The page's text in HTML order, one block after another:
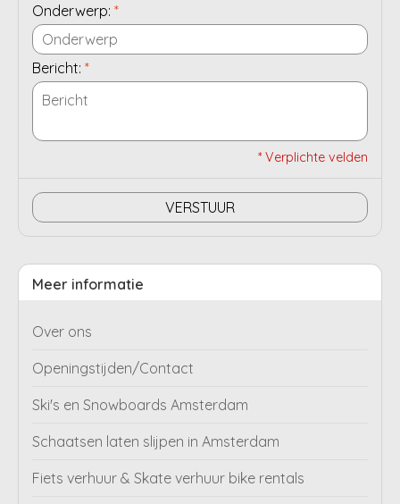
Onderwerp: *
Bericht: *
* Verplichte velden
VERSTUUR
Meer informatie
Over ons
Openingstijden/Contact
Ski's en Snowboards Amsterdam
Schaatsen laten slijpen in Amsterdam
Fiets verhuur & Skate verhuur bike rentals